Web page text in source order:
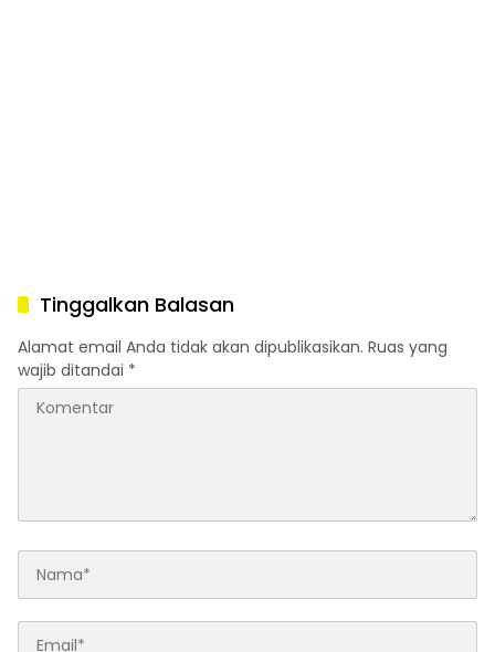
Tinggalkan Balasan
Alamat email Anda tidak akan dipublikasikan. Ruas yang
wajib ditandai *